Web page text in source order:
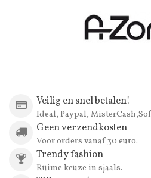
Veilig en snel betalen!
Ideal, Paypal,
Geen verzendkosten
Voor orders vanaf 30 euro.
Trendy fashion
Ruime keuze in sjaals.